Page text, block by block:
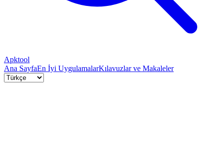
Apktool
Ana SayfaEn İyi UygulamalarKılavuzlar ve Makaleler